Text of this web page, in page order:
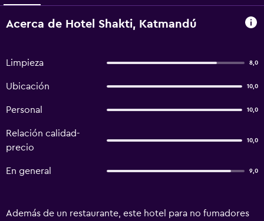
Acerca de Hotel Shakti, Katmandú
Limpieza 8,0
Ubicación 10,0
Personal 10,0
Relación calidad-
precio
10,0
En general 9,0
Además de un restaurante, este hotel para no fumadores